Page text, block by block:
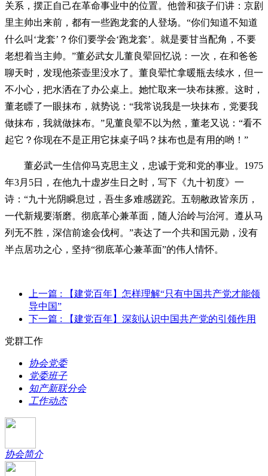
关系，摆正自己在革命事业中的位置。他曾和孩子们讲：京剧
里主帅出来前，都有一些跑龙套的人登场。“你们知道不知道
什么叫‘龙套’？你们要学会‘跑龙套’。就是要甘当配角，不要
老想着当主帅。”董必武女儿董良翚回忆说：一次，在和爸爸
聊天时，发现他茶壶里没水了。董良翚忙拿暖瓶去续水，但一
不小心，把水洒在了办公桌上。她忙取来一块布抹擦。这时，
董老瞟了一眼抹布，就势说：“我常说我是一块抹布，党要我
做抹布，我就做抹布。”见董良翚不以为然，董老又说：“看不
起它？你现在不是正用它抹桌子吗？抹布也是有用的哟！”
董必武一生信仰马克思主义，忠诚于党和党的事业。1975
年3月5日，在他九十虚岁生日之时，写下《九十初度》一
诗：“九十光阴瞬息过，吾生多难感蹉跎。五朝敝政皆亲历，
一代新规要渐磨。彻底革心兼革面，随人治岭与治河。遵从马
列无不胜，深信前途会伐柯。”表达了一个共和国元勋，没有
半点居功之心，坚持“彻底革心兼革面”的伟人情怀。
上一篇 : 【建党百年】怎样理解“只有中国共产党才能领
导中国”
下一篇 : 【建党百年】深刻认识中国共产党的引领作用
党群工作
协会党委
党委班子
知产新联分会
工作动态
协会简介